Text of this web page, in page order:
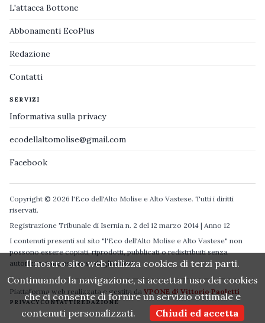
L'attacca Bottone
Abbonamenti EcoPlus
Redazione
Contatti
SERVIZI
Informativa sulla privacy
ecodellaltomolise@gmail.com
Facebook
Copyright © 2026 l'Eco dell'Alto Molise e Alto Vastese. Tutti i diritti
riservati.
Registrazione Tribunale di Isernia n. 2 del 12 marzo 2014 | Anno 12
I contenuti presenti sul sito "l'Eco dell'Alto Molise e Alto Vastese" non
possono essere copiati, riprodotti, pubblicati o redistribuiti senza
autorizzazione espressa degli autori.
Piattaforma web realizzata e gestita da VPONE di Vittorio Paoletti
PRIVACYCONTATTIREDAZIONE
Il nostro sito web utilizza cookies di terzi parti.
Continuando la navigazione, si accetta l uso dei cookies
che ci consente di fornire un servizio ottimale e
contenuti personalizzati.
Chiudi ed accetta